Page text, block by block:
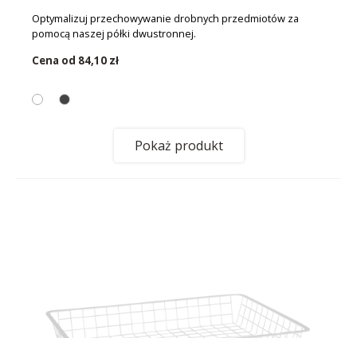
Optymalizuj przechowywanie drobnych przedmiotów za
pomocą naszej półki dwustronnej.
Cena od 84,10 zł
Pokaż produkt